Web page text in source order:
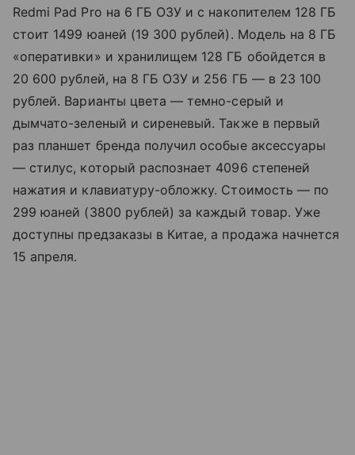
Redmi Pad Pro на 6 ГБ ОЗУ и с накопителем 128 ГБ
стоит 1499 юаней (19 300 рублей). Модель на 8 ГБ
«оперативки» и хранилищем 128 ГБ обойдется в
20 600 рублей, на 8 ГБ ОЗУ и 256 ГБ — в 23 100
рублей. Варианты цвета — темно-серый и
дымчато-зеленый и сиреневый. Также в первый
раз планшет бренда получил особые аксессуары
— стилус, который распознает 4096 степеней
нажатия и клавиатуру-обложку. Стоимость — по
299 юаней (3800 рублей) за каждый товар. Уже
доступны предзаказы в Китае, а продажа начнется
15 апреля.